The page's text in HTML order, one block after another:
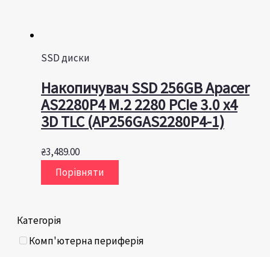
Категорія
Комп'ютерна периферія
SSD диски
Накопичувач SSD 256GB Apacer
AS2280P4 M.2 2280 PCIe 3.0 x4
3D TLC (AP256GAS2280P4-1)
₴3,489.00
Порівняти